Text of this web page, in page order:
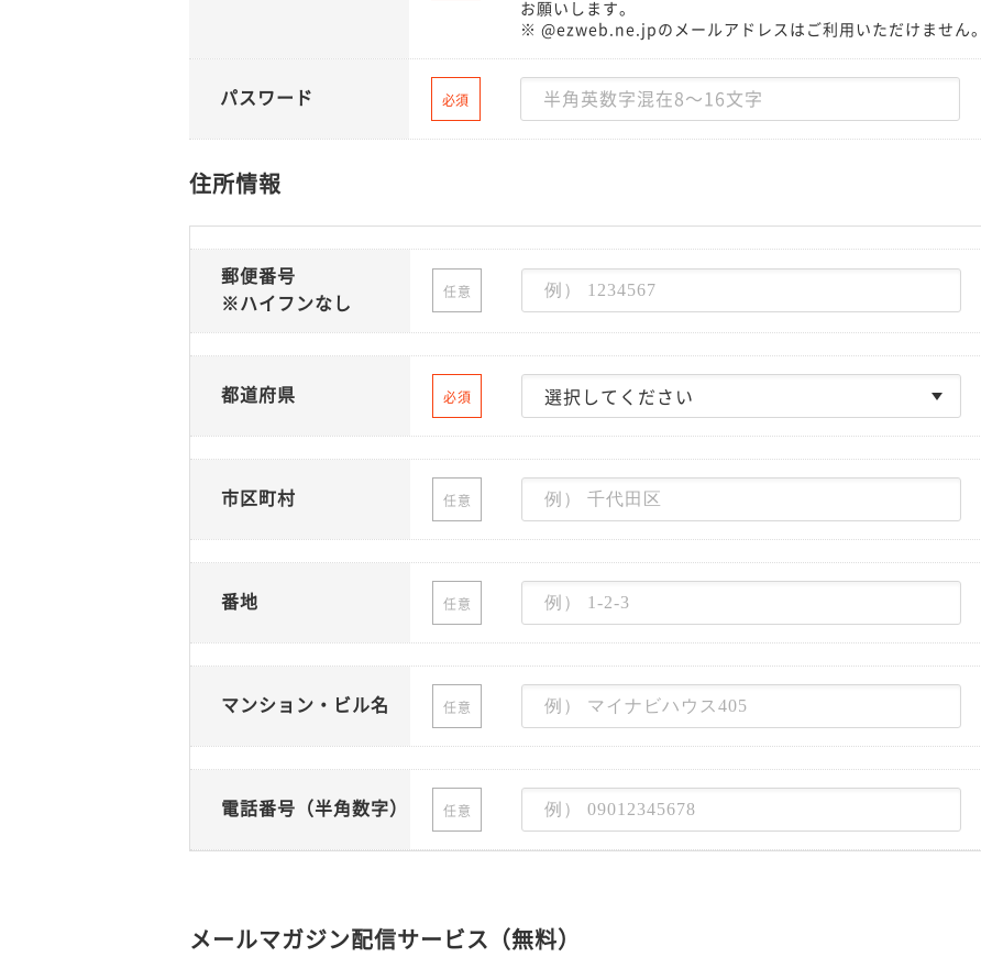
お願いします。
※ @ezweb.ne.jpのメールアドレスはご利用いただけません。
パスワード 必須
住所情報
郵便番号
※ハイフンなし
任意
都道府県 必須
市区町村 任意
番地 任意
マンション・ビル名 任意
電話番号（半角数字） 任意
メールマガジン配信サービス（無料）